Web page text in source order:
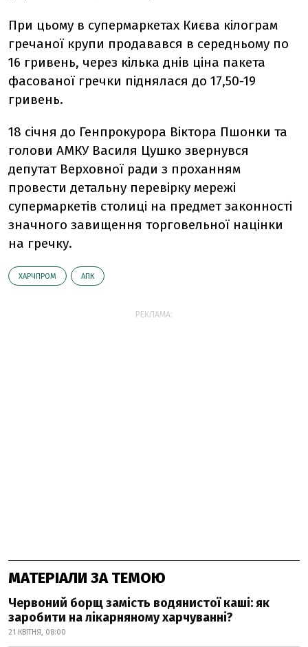
При цьому в супермаркетах Києва кілограм
гречаної крупи продавався в середньому по
16 гривень, через кілька днів ціна пакета
фасованої гречки піднялася до 17,50-19
гривень.
18 січня до Генпрокурора Віктора Пшонки та
голови АМКУ Василя Цушко звернувся
депутат Верховної ради з проханням
провести детальну перевірку мережі
супермаркетів столиці на предмет законності
значного завищення торговельної націнки
на гречку.
ХАРЧПРОМ АПК
РЕКЛАМА:
МАТЕРІАЛИ ЗА ТЕМОЮ
Червоний борщ замість водянистої каші: як
заробити на лікарняному харчуванні?
21 КВІТНЯ, 08:00